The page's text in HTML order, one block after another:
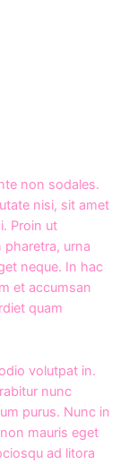
non sodales.
nisi, sit amet
Proin ut
urna
neque. In hac
et accumsan
quam
volutpat in.
nunc
purus. Nunc in
mauris eget
ad litora